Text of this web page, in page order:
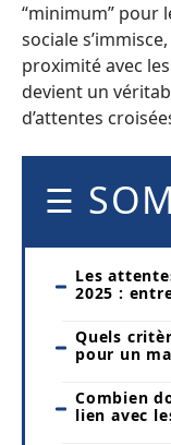
“minimum” pour
sociale
proximité avec
devient un
d’attentes
Les
2025 :
Quels
pour un
Combien
lien avec